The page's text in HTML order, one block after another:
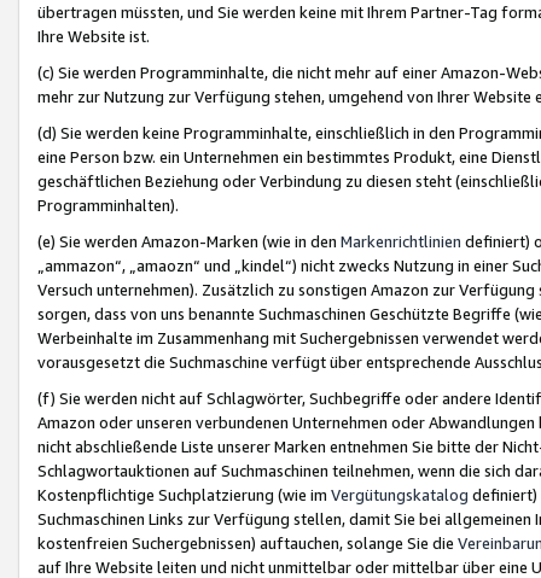
übertragen müssten, und Sie werden keine mit Ihrem Partner-Tag
Ihre Website ist.
(c) Sie werden Programminhalte, die nicht mehr auf einer Amazon-
mehr zur Nutzung zur Verfügung stehen, umgehend von Ihrer
(d) Sie werden keine Programminhalte, einschließlich in den
eine Person bzw. ein Unternehmen ein bestimmtes Produkt, eine
geschäftlichen Beziehung oder Verbindung zu diesen steht
Programminhalten).
(e) Sie werden Amazon-Marken (wie in den Markenrichtlinien definiert)
„ammazon“, „amaozn“ und „kindel“) nicht zwecks Nutzung in einer
Versuch unternehmen). Zusätzlich zu sonstigen Amazon zur
sorgen, dass von uns benannte Suchmaschinen Geschützte Begriffe
Werbeinhalte im Zusammenhang mit Suchergebnissen verwendet
vorausgesetzt die Suchmaschine verfügt über entsprechende
(f) Sie werden nicht auf Schlagwörter, Suchbegriffe oder andere
Amazon oder unseren verbundenen Unternehmen oder
nicht abschließende Liste unserer Marken entnehmen Sie bitte der
Schlagwortauktionen auf Suchmaschinen teilnehmen, wenn die sich
Kostenpflichtige Suchplatzierung (wie im Vergütungskatalog definiert)
Suchmaschinen Links zur Verfügung stellen, damit Sie bei
kostenfreien Suchergebnissen) auftauchen, solange Sie die
auf Ihre Website leiten und nicht unmittelbar oder mittelbar über eine